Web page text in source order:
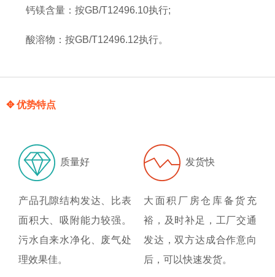
钙镁含量：按GB/T12496.10执行;
酸溶物：按GB/T12496.12执行。
✥ 优势特点
质量好
产品孔隙结构发达、比表
面积大、吸附能力较强。
污水自来水净化、废气处
理效果佳。
发货快
大面积厂房仓库备货充
裕，及时补足，工厂交通
发达，双方达成合作意向
后，可以快速发货。